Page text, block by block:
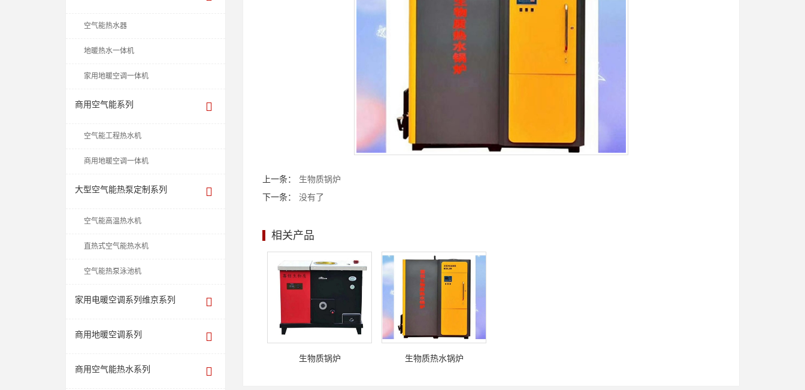
空气能热水器
地暖热水一体机
家用地暖空调一体机
商用空气能系列
空气能工程热水机
商用地暖空调一体机
大型空气能热泵定制系列
空气能高温热水机
直热式空气能热水机
空气能热泵泳池机
家用电暖空调系列维京系列
商用地暖空调系列
商用空气能热水系列
上一条：
生物质锅炉
下一条：
没有了
相关产品
生物质锅炉 生物质热水锅炉